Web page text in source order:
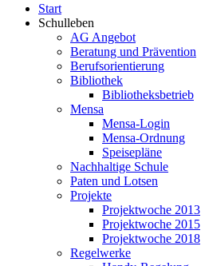
Start
Schulleben
AG Angebot
Beratung und Prävention
Berufsorientierung
Bibliothek
Bibliotheksbetrieb
Mensa
Mensa-Login
Mensa-Ordnung
Speisepläne
Nachhaltige Schule
Paten und Lotsen
Projekte
Projektwoche 2013
Projektwoche 2015
Projektwoche 2018
Regelwerke